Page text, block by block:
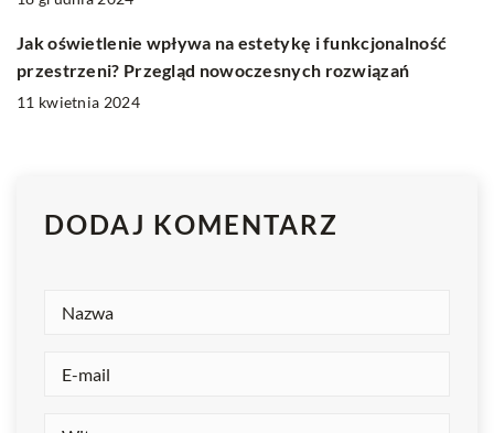
Jak oświetlenie wpływa na estetykę i funkcjonalność
przestrzeni? Przegląd nowoczesnych rozwiązań
11 kwietnia 2024
DODAJ KOMENTARZ